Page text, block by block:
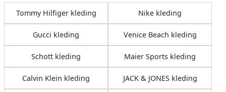
Tommy Hilfiger kleding Nike kleding
Gucci kleding Venice Beach kleding
Schott kleding Maier Sports kleding
Calvin Klein kleding JACK & JONES kleding